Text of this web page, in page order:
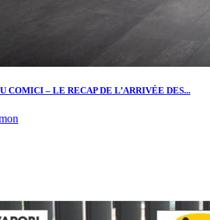
COMICI – LE RECAP DE L’ARRIVÉE DES...